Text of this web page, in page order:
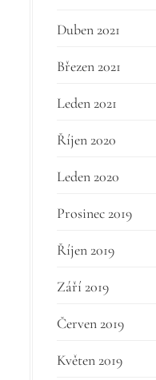
Duben 2021
Březen 2021
Leden 2021
Říjen 2020
Leden 2020
Prosinec 2019
Říjen 2019
Září 2019
Červen 2019
Květen 2019